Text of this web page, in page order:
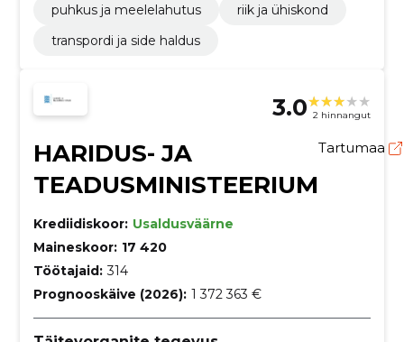
puhkus ja meelelahutus
riik ja ühiskond
transpordi ja side haldus
3.0 2 hinnangut
HARIDUS- JA
TEADUSMINISTEERIUM
Tartumaa
Krediidiskoor: Usaldusväärne
Maineskoor: 17 420
Töötajaid: 314
Prognooskäive (2026): 1 372 363 €